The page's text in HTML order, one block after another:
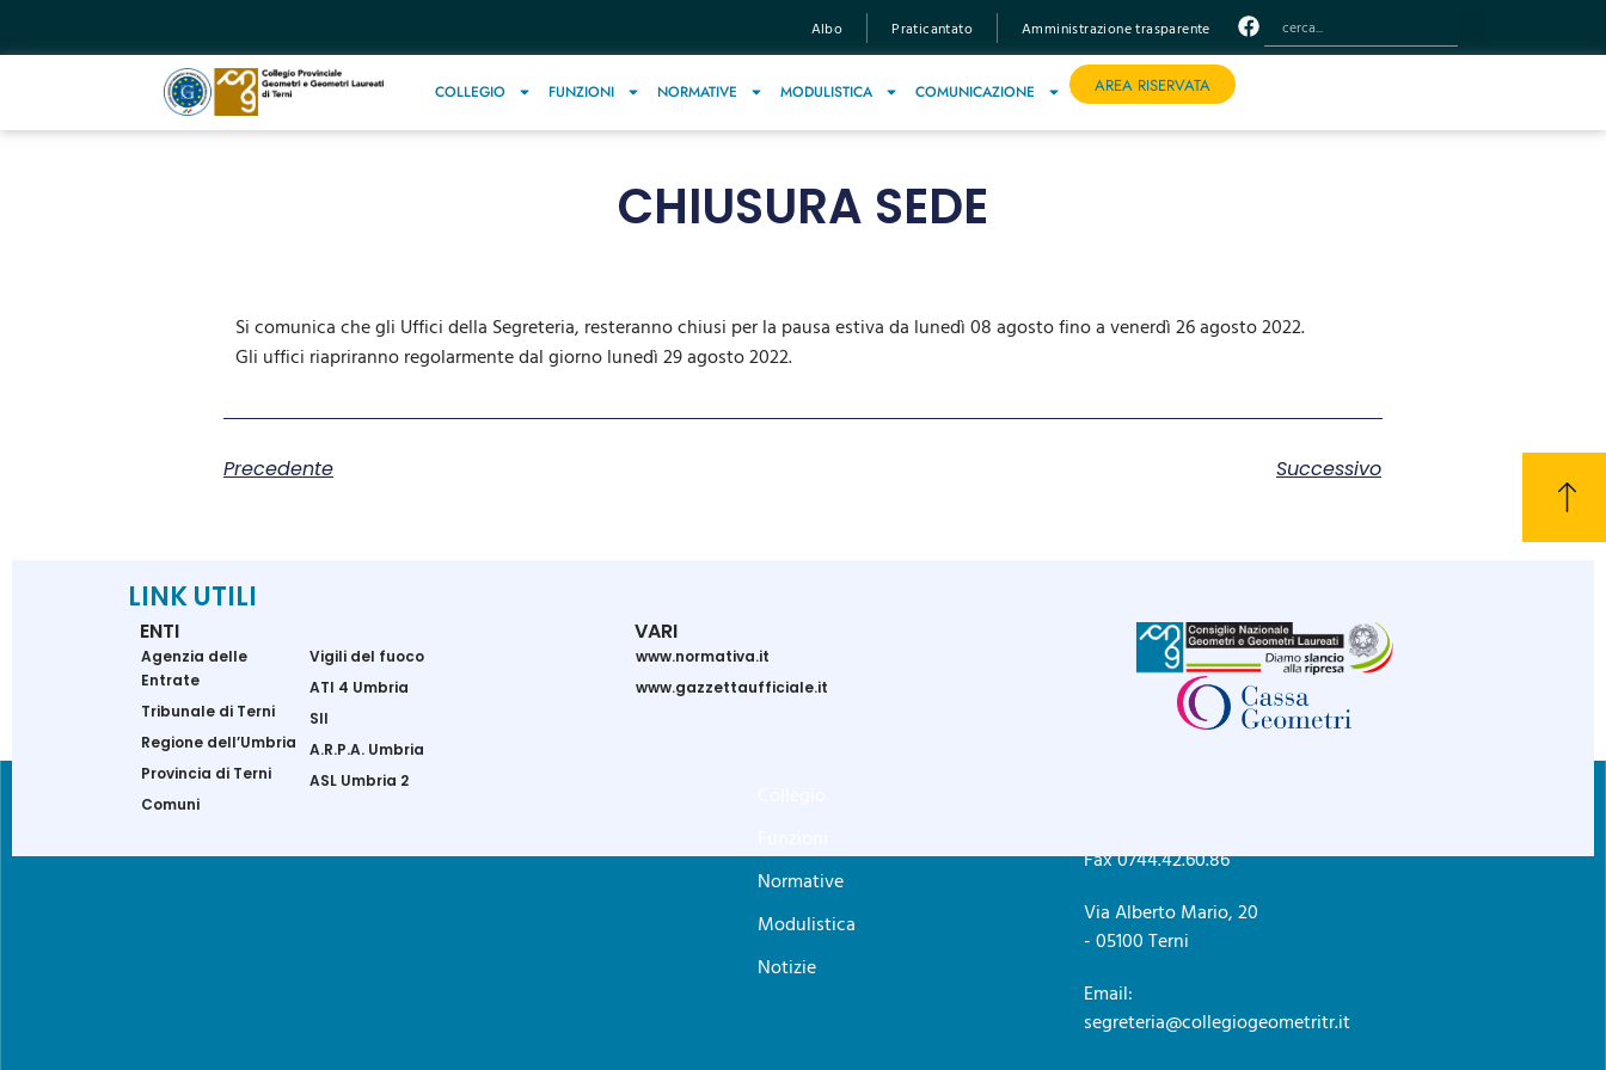
Albo Praticantato Amministrazione trasparente
COLLEGIO FUNZIONI NORMATIVE MODULISTICA COMUNICAZIONE AREA RISERVATA
CHIUSURA SEDE
Si comunica che gli Uffici della Segreteria, resteranno chiusi per la pausa estiva da lunedì 08 agosto fino a venerdì 26 agosto 2022.
Gli uffici riapriranno regolarmente dal giorno lunedì 29 agosto 2022.
Precedente Successivo
LINK UTILI
ENTI
Agenzia delle
Entrate
Tribunale di Terni
Regione dell’Umbria
Provincia di Terni
Comuni
Vigili del fuoco
ATI 4 Umbria
SII
A.R.P.A. Umbria
ASL Umbria 2
VARI
www.normativa.it
www.gazzettaufficiale.it
Normative
Modulistica
Notizie
Fax 0744.42.60.86
Via Alberto Mario, 20
- 05100 Terni
Email:
segreteria@collegiogeometritr.it